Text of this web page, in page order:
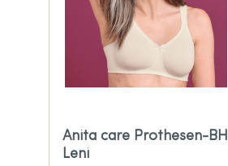
Anita care Prothesen-BH
Leni